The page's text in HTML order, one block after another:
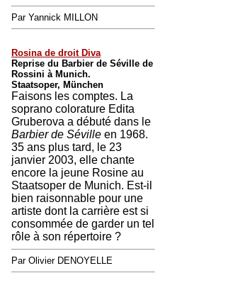
Par Yannick MILLON
Rosina de droit Diva
Reprise du Barbier de Séville de
Rossini à Munich.
Staatsoper, München
Faisons les comptes. La
soprano colorature Edita
Gruberova a débuté dans le
Barbier de Séville en 1968.
35 ans plus tard, le 23
janvier 2003, elle chante
encore la jeune Rosine au
Staatsoper de Munich. Est-il
bien raisonnable pour une
artiste dont la carrière est si
consommée de garder un tel
rôle à son répertoire ?
Par Olivier DENOYELLE